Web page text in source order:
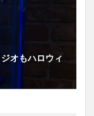
オもハロウィ